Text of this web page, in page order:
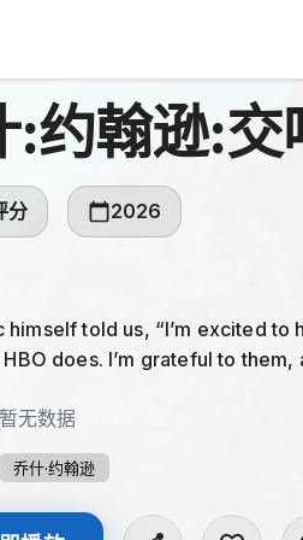
:约翰逊:交
分 2026
himself told us, “I’m excited
does. I’m grateful to
暂无数据
乔什·约翰逊